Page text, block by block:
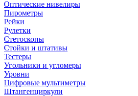
Оптические нивелиры
Пирометры
Рейки
Рулетки
Стетоскопы
Стойки и штативы
Тестеры
Угольники и угломеры
Уровни
Цифровые мультиметры
Штангенциркули